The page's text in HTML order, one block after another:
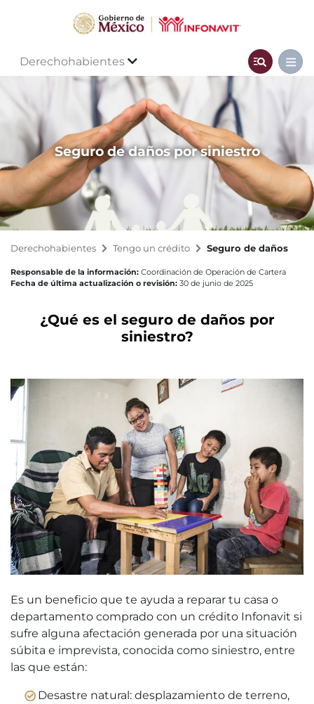
Derechohabientes
Seguro de daños por siniestro
Derechohabientes Tengo un crédito Seguro de daños
Responsable de la información: Coordinación de Operación de Cartera
Fecha de última actualización o revisión: 30 de junio de 2025
¿Qué es el seguro de daños por
siniestro?
Es un beneficio que te ayuda a reparar tu casa o
departamento comprado con un crédito Infonavit si
sufre alguna afectación generada por una situación
súbita e imprevista, conocida como siniestro, entre
las que están:
Desastre natural: desplazamiento de terreno,